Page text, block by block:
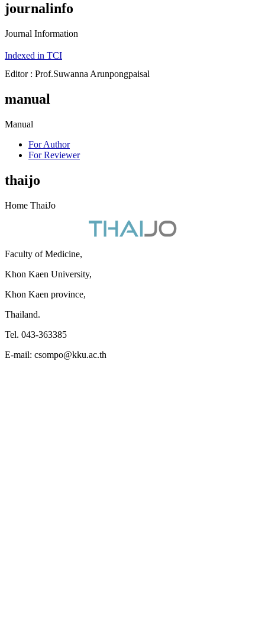
journalinfo
Journal Information
Indexed in TCI
Editor : Prof.Suwanna Arunpongpaisal
manual
Manual
For Author
For Reviewer
thaijo
Home ThaiJo
Faculty of Medicine,
Khon Kaen University,
Khon Kaen province,
Thailand.
Tel. 043-363385
E-mail: csompo@kku.ac.th